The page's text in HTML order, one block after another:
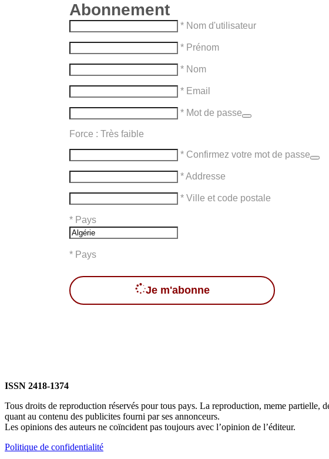
Abonnement
* Nom d'utilisateur
* Prénom
* Nom
* Email
* Mot de passe
Force : Très faible
* Confirmez votre mot de passe
* Addresse
* Ville et code postale
* Pays
* Pays
Je m'abonne
ISSN 2418-1374
Tous droits de reproduction réservés pour tous pays. La reproduction, meme partielle,
quant au contenu des publicites fourni par ses annonceurs.
Les opinions des auteurs ne coïncident pas toujours avec l’opinion de l’éditeur.
Politique de confidentialité